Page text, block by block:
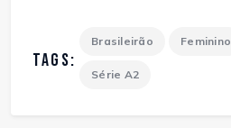
TAGS:
Brasileirão Feminino
Série A2